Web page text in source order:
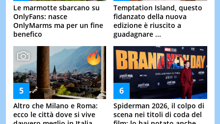
Le marmotte sbarcano su
OnlyFans: nasce
OnlyMarms ma per un fine
benefico
Temptation Island, questo
fidanzato della nuova
edizione è riuscito a
guadagnare ...
Altro che Milano e Roma:
ecco le città dove si vive
Spiderman 2026, il colpo di
scena nei titoli di coda del